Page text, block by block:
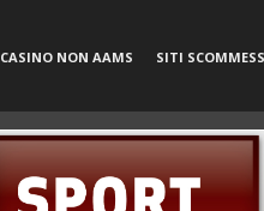
CASINO NON AAMS SITI